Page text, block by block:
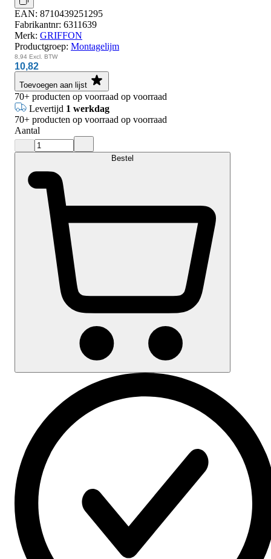
EAN: 8710439251295
Fabrikantnr: 6311639
Merk: GRIFFON
Productgroep: Montagelijm
8,94 Excl. BTW
10,82
Toevoegen aan lijst
70+ producten op voorraad op voorraad
Levertijd 1 werkdag
70+ producten op voorraad op voorraad
Aantal
Bestel